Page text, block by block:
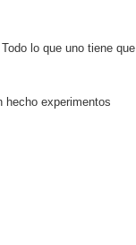
lo que uno tiene que
hecho experimentos